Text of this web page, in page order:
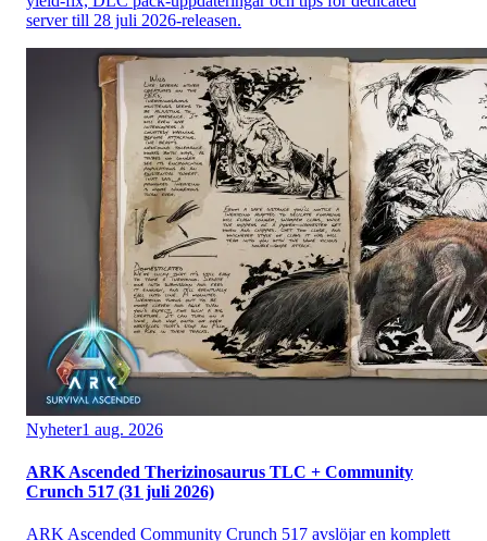
server till 28 juli 2026-releasen.
Nyheter1 aug. 2026
ARK Ascended Therizinosaurus TLC + Community
Crunch 517 (31 juli 2026)
ARK Ascended Community Crunch 517 avslöjar en komplett